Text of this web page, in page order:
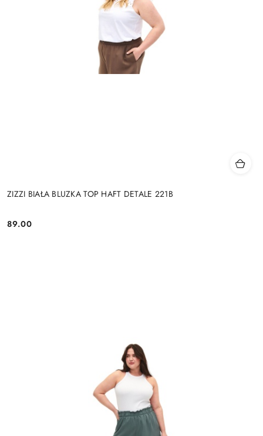
ZIZZI BIAŁA BLUZKA TOP HAFT DETALE 221B
Cena:
89.00